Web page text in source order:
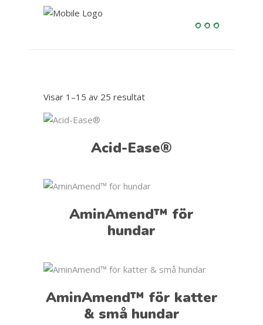
Visar 1–15 av 25 resultat
Acid-Ease®
AminAmend™ för
hundar
AminAmend™ för katter
& små hundar